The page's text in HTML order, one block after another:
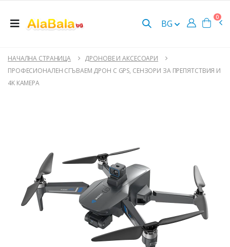
BG
0
НАЧАЛНА СТРАНИЦА
ДРОНОВЕ И АКСЕСОАРИ
ПРОФЕСИОНАЛЕН СГЪВАЕМ ДРОН С GPS, СЕНЗОРИ ЗА ПРЕПЯТСТВИЯ И
4K КАМЕРА